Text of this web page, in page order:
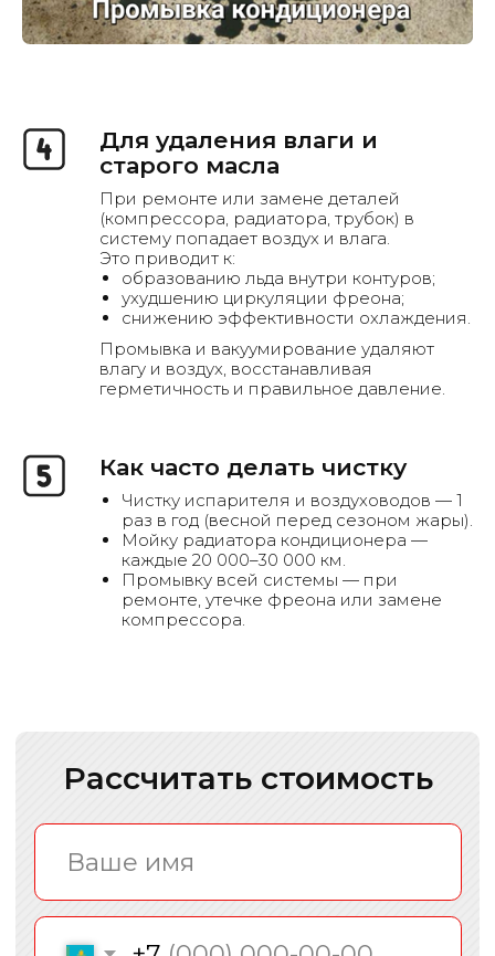
Для удаления влаги и
старого масла
При ремонте или замене деталей
(компрессора, радиатора, трубок) в
систему попадает воздух и влага.
Это приводит к:
образованию льда внутри контуров;
ухудшению циркуляции фреона;
снижению эффективности охлаждения.
Промывка и вакуумирование удаляют
влагу и воздух, восстанавливая
герметичность и правильное давление.
Как часто делать чистку
Чистку испарителя и воздуховодов — 1
раз в год (весной перед сезоном жары).
Мойку радиатора кондиционера —
каждые 20 000–30 000 км.
Промывку всей системы — при
ремонте, утечке фреона или замене
компрессора.
Как мы работаем
Этапы работы
наши специалисты вас подробно
проконсультируют